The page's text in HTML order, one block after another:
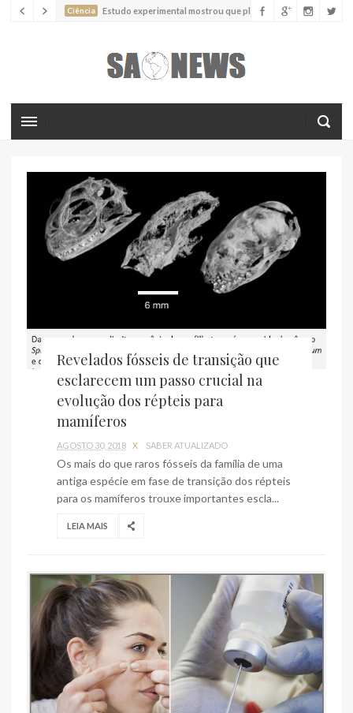
Ciência Estudo experimental mostrou que plantas podem
Estudo descreve uma espécie extinta de polvo que pode
ter alcançado até 19 metros de comprimento
crescimento de cânceres no coração de mamíferos, aponta estudo
Ciência Estudo reportou o que parece ser a primeira "formiga
Ciência Nova espécie descrita de aranha usa uma sofisticada
armadilha de teia para capturar formigas
Revelados fósseis de transição que
esclarecem um passo crucial na
evolução dos répteis para
mamíferos
AGOSTO 30, 2018 X SABER ATUALIZADO
Os mais do que raros fósseis da família de uma
antiga espécie em fase de transição dos répteis
para os mamíferos trouxe importantes escla...
LEIA MAIS